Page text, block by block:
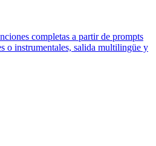
completas a partir de prompts
o instrumentales, salida multilingüe y